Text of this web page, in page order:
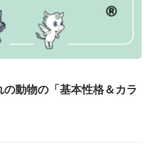
の動物の「基本性格＆カラ